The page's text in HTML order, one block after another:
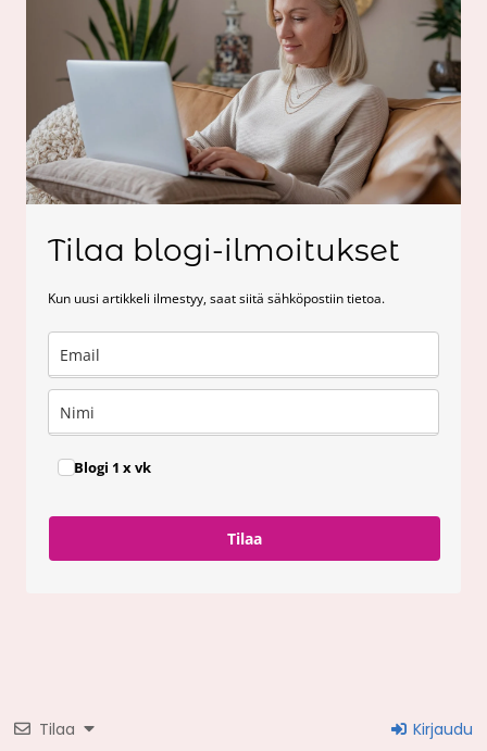
Tilaa blogi-ilmoitukset
Kun uusi artikkeli ilmestyy, saat siitä sähköpostiin tietoa.
Blogi 1 x vk
Tilaa
Tilaa Kirjaudu